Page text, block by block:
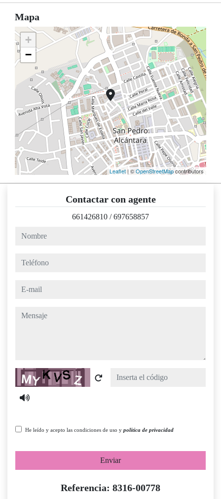
Mapa
+
−
Leaflet| ©OpenStreetMapcontributors
Contactar con agente
661426810 /697658857
nombre
teléfono
e-mail
mensaje
Captcha
He leído y acepto las condiciones de uso y política de privacidad
Enviar
Referencia: 8316-00778